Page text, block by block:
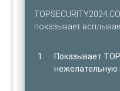
показывает
Показывает